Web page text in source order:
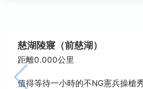
慈湖陵寢（前慈湖）
距離0.000公里
值得等待一小時的不NG憲兵操槍